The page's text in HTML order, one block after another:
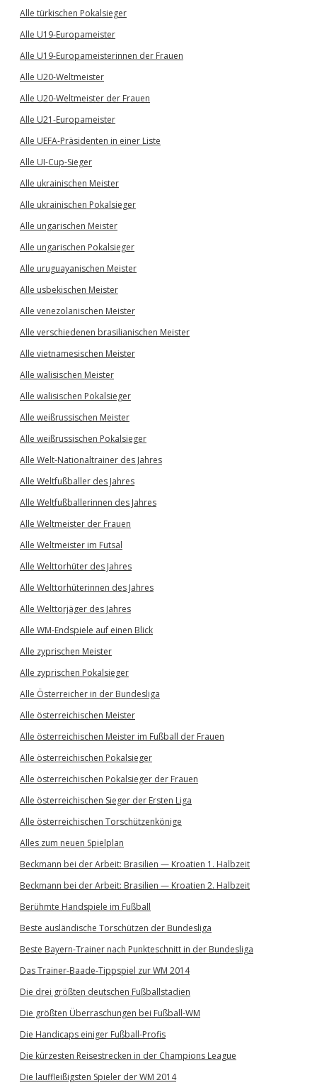
Alle türkischen Pokalsieger
Alle U19-Europameister
Alle U19-Europameisterinnen der Frauen
Alle U20-Weltmeister
Alle U20-Weltmeister der Frauen
Alle U21-Europameister
Alle UEFA-Präsidenten in einer Liste
Alle UI-Cup-Sieger
Alle ukrainischen Meister
Alle ukrainischen Pokalsieger
Alle ungarischen Meister
Alle ungarischen Pokalsieger
Alle uruguayanischen Meister
Alle usbekischen Meister
Alle venezolanischen Meister
Alle verschiedenen brasilianischen Meister
Alle vietnamesischen Meister
Alle walisischen Meister
Alle walisischen Pokalsieger
Alle weißrussischen Meister
Alle weißrussischen Pokalsieger
Alle Welt-Nationaltrainer des Jahres
Alle Weltfußballer des Jahres
Alle Weltfußballerinnen des Jahres
Alle Weltmeister der Frauen
Alle Weltmeister im Futsal
Alle Welttorhüter des Jahres
Alle Welttorhüterinnen des Jahres
Alle Welttorjäger des Jahres
Alle WM-Endspiele auf einen Blick
Alle zyprischen Meister
Alle zyprischen Pokalsieger
Alle Österreicher in der Bundesliga
Alle österreichischen Meister
Alle österreichischen Meister im Fußball der Frauen
Alle österreichischen Pokalsieger
Alle österreichischen Pokalsieger der Frauen
Alle österreichischen Sieger der Ersten Liga
Alle österreichischen Torschützenkönige
Alles zum neuen Spielplan
Beckmann bei der Arbeit: Brasilien — Kroatien 1. Halbzeit
Beckmann bei der Arbeit: Brasilien — Kroatien 2. Halbzeit
Berühmte Handspiele im Fußball
Beste ausländische Torschützen der Bundesliga
Beste Bayern-Trainer nach Punkteschnitt in der Bundesliga
Das Trainer-Baade-Tippspiel zur WM 2014
Die drei größten deutschen Fußballstadien
Die größten Überraschungen bei Fußball-WM
Die Handicaps einiger Fußball-Profis
Die kürzesten Reisestrecken in der Champions League
Die lauffleißigsten Spieler der WM 2014